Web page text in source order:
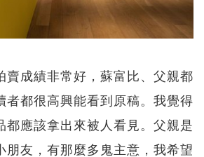
賣成績非常好，蘇富比、父親都
者都很高興能看到原稿。我覺得
都應該拿出來被人看見。父親是
朋友，有那麼多鬼主意，我希望